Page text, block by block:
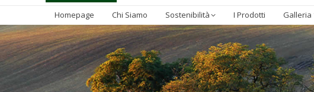
Homepage Chi Siamo Sostenibilità I Prodotti